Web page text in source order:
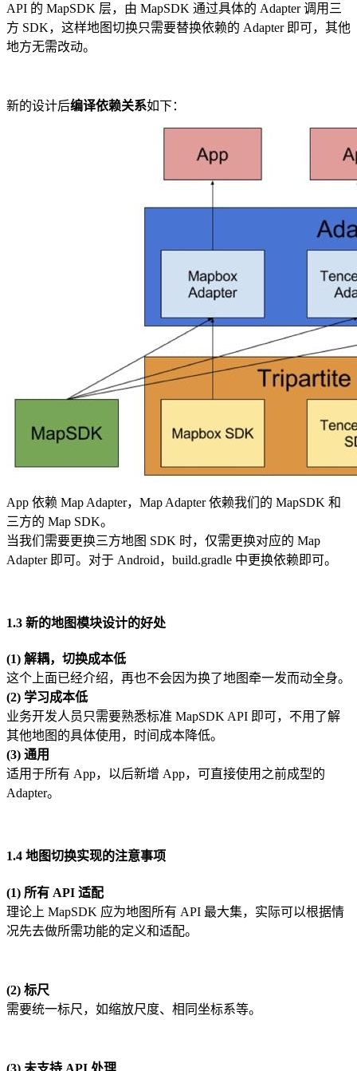
API 的 MapSDK 层，由 MapSDK 通过具体的 Adapter 调用三
方 SDK，这样地图切换只需要替换依赖的 Adapter 即可，其他
地方无需改动。
新的设计后编译依赖关系如下：
App 依赖 Map Adapter，Map Adapter 依赖我们的 MapSDK 和
三方的 Map SDK。
当我们需要更换三方地图 SDK 时，仅需更换对应的 Map
Adapter 即可。对于 Android，build.gradle 中更换依赖即可。
1.3 新的地图模块设计的好处
(1) 解耦，切换成本低
这个上面已经介绍，再也不会因为换了地图牵一发而动全身。
(2) 学习成本低
业务开发人员只需要熟悉标准 MapSDK API 即可，不用了解
其他地图的具体使用，时间成本降低。
(3) 通用
适用于所有 App，以后新增 App，可直接使用之前成型的
Adapter。
1.4 地图切换实现的注意事项
(1) 所有 API 适配
理论上 MapSDK 应为地图所有 API 最大集，实际可以根据情
况先去做所需功能的定义和适配。
(2) 标尺
需要统一标尺，如缩放尺度、相同坐标系等。
(3) 未支持 API 处理